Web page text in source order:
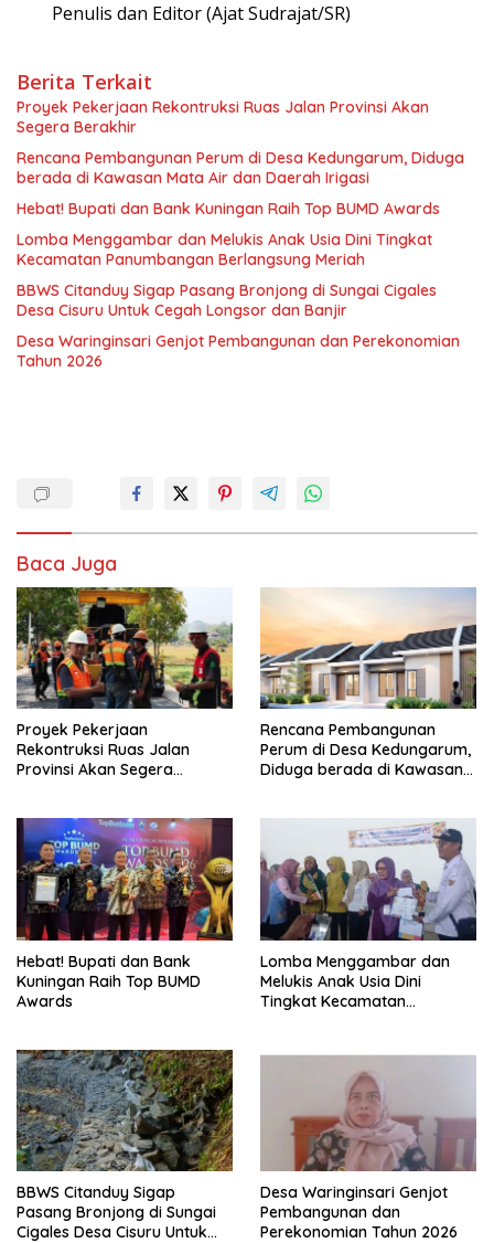
Penulis dan Editor (Ajat Sudrajat/SR)
Berita Terkait
Proyek Pekerjaan Rekontruksi Ruas Jalan Provinsi Akan
Segera Berakhir
Rencana Pembangunan Perum di Desa Kedungarum, Diduga
berada di Kawasan Mata Air dan Daerah Irigasi
Hebat! Bupati dan Bank Kuningan Raih Top BUMD Awards
Lomba Menggambar dan Melukis Anak Usia Dini Tingkat
BBWS Citanduy Sigap Pasang Bronjong di Sungai Cigales
Desa Cisuru Untuk Cegah Longsor dan Banjir
Desa Waringinsari Genjot Pembangunan dan Perekonomian
Tahun 2026
Baca Juga
Proyek Pekerjaan
Rekontruksi Ruas Jalan
Provinsi Akan Segera
Rencana Pembangunan
Perum di Desa Kedungarum,
Diduga berada di Kawasan
Hebat! Bupati dan Bank
Kuningan Raih Top BUMD
Awards
Lomba Menggambar dan
Melukis Anak Usia Dini
Tingkat Kecamatan
BBWS Citanduy Sigap
Pasang Bronjong di Sungai
Cigales Desa Cisuru Untuk
Desa Waringinsari Genjot
Pembangunan dan
Perekonomian Tahun 2026